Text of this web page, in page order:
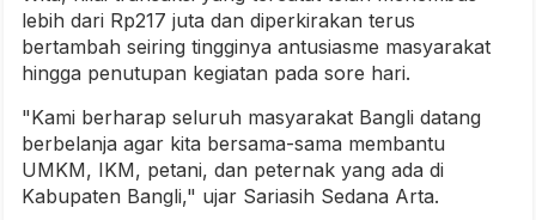
lebih dari Rp217 juta dan diperkirakan terus
bertambah seiring tingginya antusiasme masyarakat
hingga penutupan kegiatan pada sore hari.
"Kami berharap seluruh masyarakat Bangli datang
berbelanja agar kita bersama-sama membantu
UMKM, IKM, petani, dan peternak yang ada di
Kabupaten Bangli," ujar Sariasih Sedana Arta.